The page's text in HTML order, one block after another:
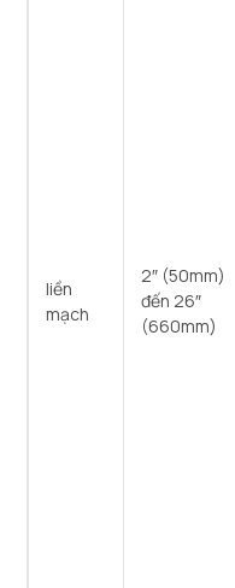
liền
mạch
2″ (50mm)
đến 26″
(660mm)